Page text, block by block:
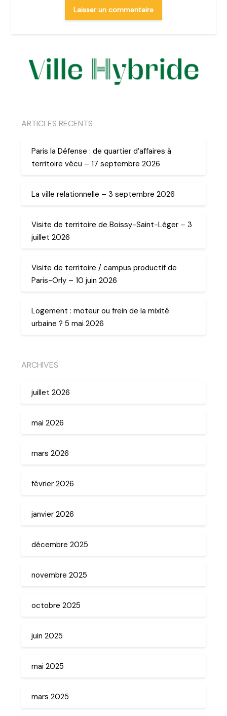
ARTICLES RECENTS
Paris la Défense : de quartier d’affaires à
territoire vécu – 17 septembre 2026
La ville relationnelle – 3 septembre 2026
Visite de territoire de Boissy-Saint-Léger – 3
juillet 2026
Visite de territoire / campus productif de
Paris-Orly – 10 juin 2026
Logement : moteur ou frein de la mixité
urbaine ? 5 mai 2026
ARCHIVES
juillet 2026
mai 2026
mars 2026
février 2026
janvier 2026
décembre 2025
novembre 2025
octobre 2025
juin 2025
mai 2025
mars 2025